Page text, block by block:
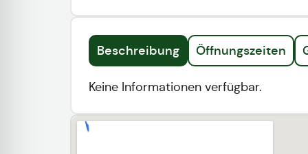
Beschreibung Öffnungszeiten
Keine Informationen verfügbar.